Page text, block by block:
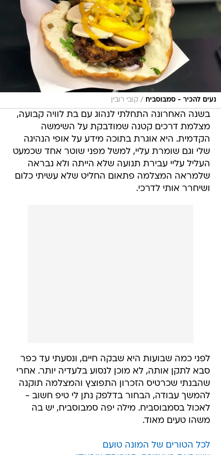
נעים להכיר - סמבוסביח / קובי רובין
בשנה האחרונה התחלתי לנהוג עם בת לוויה קבועה,
מצלמת דרכים קטנה שמודבקת על השימשה
הקדמית. היא אוגרת בתוכה מידע על אופי הנהיגה
שלי וגם שומרת עליי, למשל מפני שוטר אחד שכמעט
העליל עליי עבירת תנועה שלא הייתה ולא נבראה
שלמראה המצלמה פתאום החליט שלא עשיתי כלום
ושיחרר אותי לדרכי.
לפני כמה שבועות היא שבקה חיים, ונסעתי עד כפר
סבא לתקן אותה, לא מוכן לנסוע בלעדיה יותר. אחרי
שהבנתי שכרטיס הזכרון התפוצץ והמצלמה תוקנה
להמשך עבודה, הבחור בדלפק נתן לי טיפ חשוב -
לאכול בסמבוסביח. מילה יפה סמבוסביח, יש בה
משהו טעים מאוד.
לכל הטורים של המונה טועם